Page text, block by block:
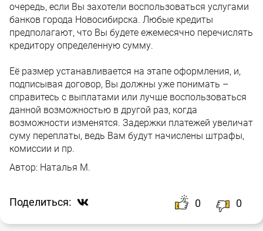
очередь, если Вы захотели воспользоваться услугами
банков города Новосибирска. Любые кредиты
предполагают, что Вы будете ежемесячно перечислять
кредитору определенную сумму.
Её размер устанавливается на этапе оформления, и,
подписывая договор, Вы должны уже понимать –
справитесь с выплатами или лучше воспользоваться
данной возможностью в другой раз, когда
возможности изменятся. Задержки платежей увеличат
суму переплаты, ведь Вам будут начислены штрафы,
комиссии и пр.
Автор: Наталья М.
Поделиться: 0 0